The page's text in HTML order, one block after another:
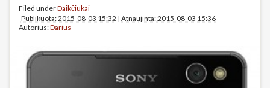
Filed underDaikčiukai
Publikuota: 2015-08-03 15:32 | Atnaujinta: 2015-08-03 15:36
Autorius:Darius